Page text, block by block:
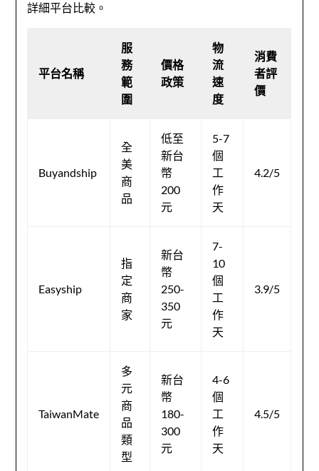
詳細平台比較。
平台名稱
服
務
範
圍
價格
政策
物
流
速
度
消費
者評
價
Buyandship
全
美
商
品
低至
新台
幣
200
元
5-7
個
工
作
天
4.2/5
Easyship
指
定
商
家
新台
幣
250-
350
元
7-
10
個
工
作
天
3.9/5
TaiwanMate
多
元
商
品
類
型
新台
幣
180-
300
元
4-6
個
工
作
天
4.5/5